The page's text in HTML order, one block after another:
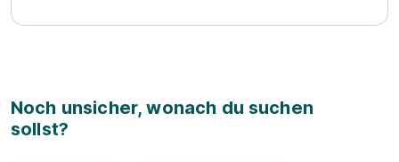
Noch unsicher, wonach du suchen
sollst?